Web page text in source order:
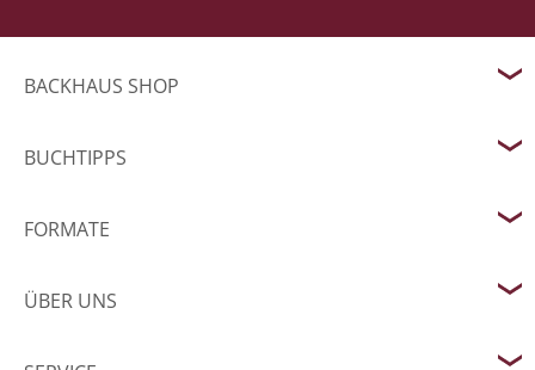
BACKHAUS SHOP
BUCHTIPPS
FORMATE
ÜBER UNS